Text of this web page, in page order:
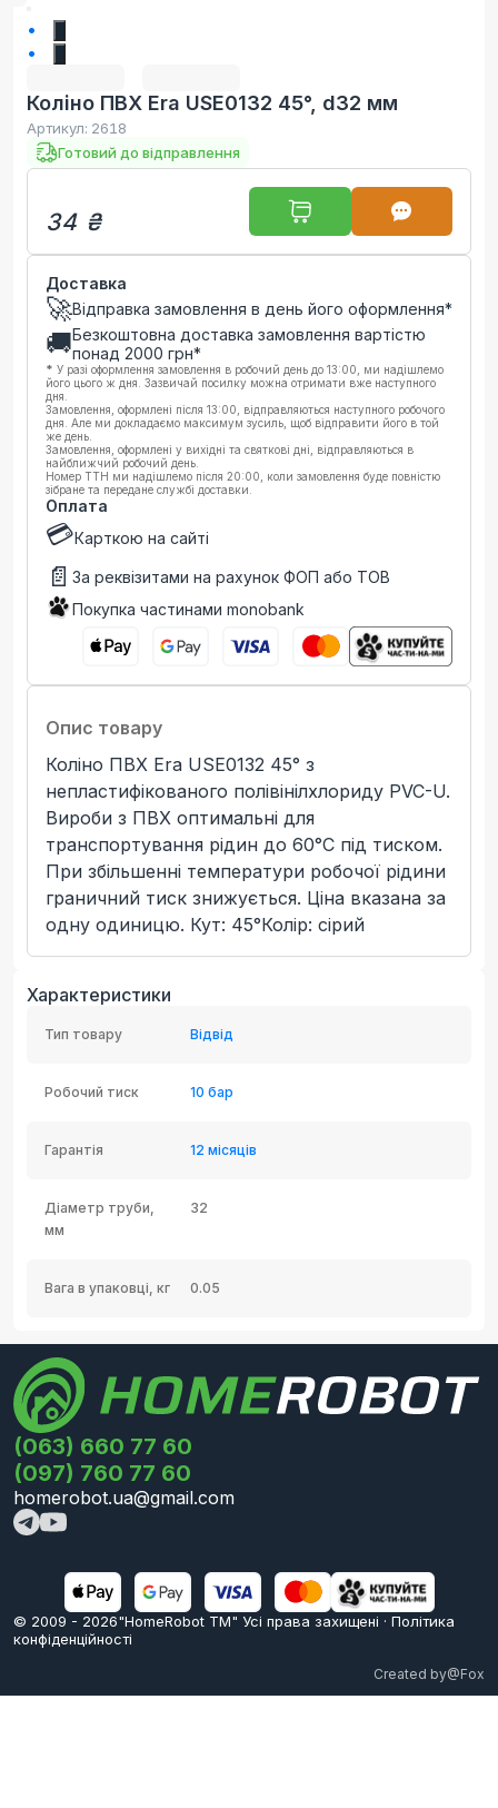
Коліно ПВХ Era USE0132 45°, d32 мм
Артикул: 2618
Готовий до відправлення
34 ₴
Доставка
🚀Відправка замовлення в день його оформлення*
🚚Безкоштовна доставка замовлення вартістю
понад 2000 грн*
* У разі оформлення замовлення в робочий день до 13:00, ми надішлемо
його цього ж дня. Зазвичай посилку можна отримати вже наступного
дня.
Замовлення, оформлені після 13:00, відправляються наступного робочого
дня. Але ми докладаємо максимум зусиль, щоб відправити його в той
же день.
Замовлення, оформлені у вихідні та святкові дні, відправляються в
найближчий робочий день.
Номер ТТН ми надішлемо після 20:00, коли замовлення буде повністю
зібране та передане службі доставки.
Оплата
💳Карткою на сайті
📄 За реквізитами на рахунок ФОП або ТОВ
Покупка частинами monobank
Опис товару
Коліно ПВХ Era USE0132 45° з
непластифікованого полівінілхлориду PVC-U.
Вироби з ПВХ оптимальні для
транспортування рідин до 60°C під тиском.
При збільшенні температури робочої рідини
граничний тиск знижується. Ціна вказана за
одну одиницю. Кут: 45°Колір: сірий
Характеристики
Тип товару Відвід
Робочий тиск 10 бар
Гарантія 12 місяців
Діаметр труби,
мм
32
Вага в упаковці, кг 0.05
(063) 660 77 60
(097) 760 77 60
homerobot.ua@gmail.com
© 2009 - 2026"HomeRobot ТМ" Усi права захищені · Політика
конфіденційності
Created by@Fox